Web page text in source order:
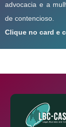
advocacia e a
de contencioso.
Clique no card e